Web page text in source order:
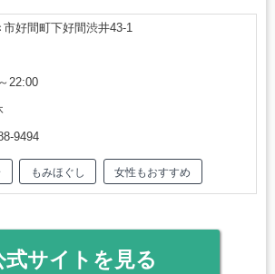
市好間町下好間渋井43-1
22:00
9494
もみほぐし 女性もおすすめ
式サイトを見る